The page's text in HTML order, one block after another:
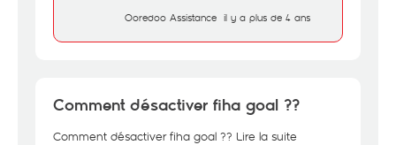
Ooredoo Assistance il y a plus de 4 ans
Comment désactiver fiha goal ??
Comment désactiver fiha goal ?? Lire la suite